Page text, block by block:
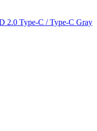
2.0 Type-C / Type-C Gray